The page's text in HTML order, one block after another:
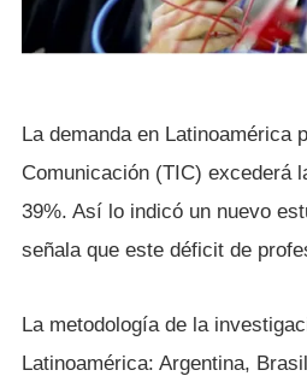
La demanda en Latinoamérica
Comunicación (TIC) excederá
39%. Así­ lo indicó un nuevo
señala que este déficit de
La metodologí­a de la
Latinoamérica: Argentina,